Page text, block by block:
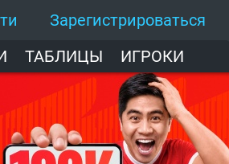
Зарегистрироваться
ТАБЛИЦЫ ИГРОКИ